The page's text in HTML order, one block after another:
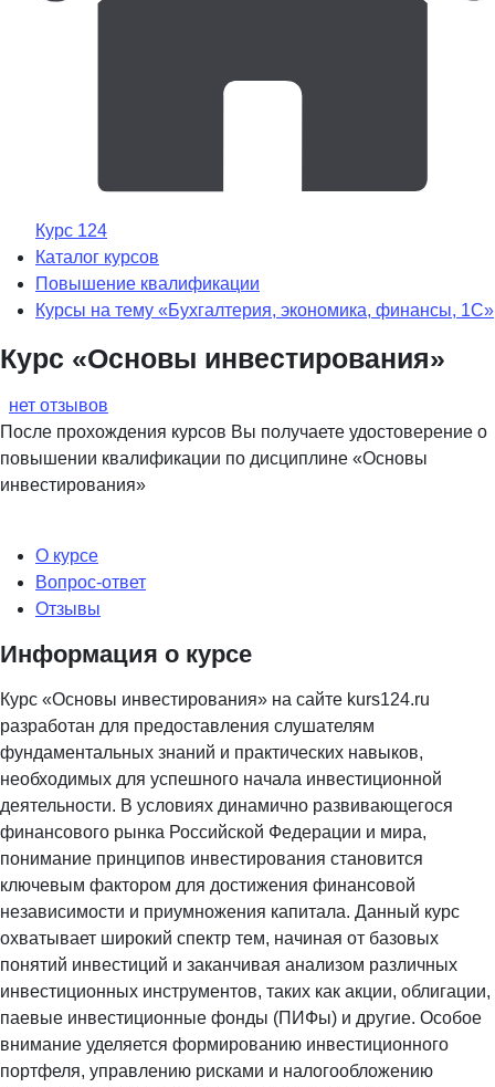
Курс 124
Каталог курсов
Повышение квалификации
Курсы на тему «Бухгалтерия, экономика, финансы, 1С»
Курс «Основы инвестирования»
нет отзывов
После прохождения курсов Вы получаете удостоверение о
повышении квалификации по дисциплине «Основы
инвестирования»
О курсе
Вопрос-ответ
Отзывы
Информация о курсе
Курс «Основы инвестирования» на сайте kurs124.ru
разработан для предоставления слушателям
фундаментальных знаний и практических навыков,
необходимых для успешного начала инвестиционной
деятельности. В условиях динамично развивающегося
финансового рынка Российской Федерации и мира,
понимание принципов инвестирования становится
ключевым фактором для достижения финансовой
независимости и приумножения капитала. Данный курс
охватывает широкий спектр тем, начиная от базовых
понятий инвестиций и заканчивая анализом различных
инвестиционных инструментов, таких как акции, облигации,
паевые инвестиционные фонды (ПИФы) и другие. Особое
внимание уделяется формированию инвестиционного
портфеля, управлению рисками и налогообложению